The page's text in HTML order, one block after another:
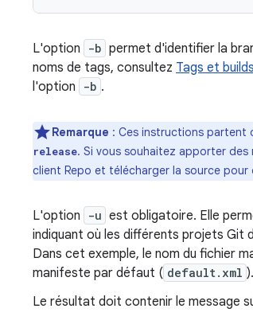
L'option -b permet d'identifier la
noms de tags, consultez Tags et
l'option
-b .
Remarque : Ces instructions partent
release. Si vous souhaitez apporter
client Repo et télécharger la source pour
L'option -u est obligatoire. Elle
indiquant où les différents projets Git
Dans cet exemple, le nom du fichier
manifeste par défaut ( default.xml ).
Le résultat doit contenir le message